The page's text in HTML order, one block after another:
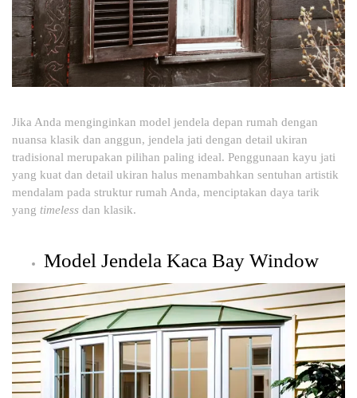
Jika Anda menginginkan model jendela depan rumah dengan
nuansa klasik dan anggun, jendela jati dengan detail ukiran
tradisional merupakan pilihan paling ideal. Penggunaan kayu jati
yang kuat dan detail ukiran halus menambahkan sentuhan artistik
mendalam pada struktur rumah Anda, menciptakan daya tarik
yang timeless dan klasik.
Model Jendela Kaca Bay Window